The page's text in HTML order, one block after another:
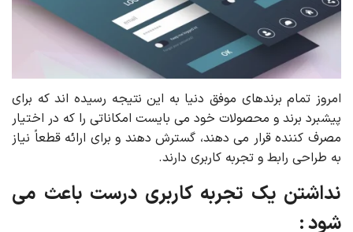
امروز تمام برندهای موفق دنیا به این نتیجه رسیده اند که برای
پیشبرد برند و محصولات خود می بایست امکاناتی را که در اختیار
مصرف کننده قرار می دهند، گسترش دهند و برای ارائه قطعاً نیاز
به طراحی رابط و تجربه کاربری دارند.
نداشتن یک تجربه کاربری درست باعث می
شود :